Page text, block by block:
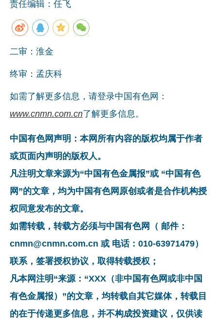
责任编辑：任飞
二审：淮金
终审：孟庆科
如需了解更多信息，请登录中国有色网：
www.cnmn.com.cn了解更多信息。
中国有色网声明：本网所有内容的版权均属于作者
或页面内声明的版权人。
凡注明文章来源为“中国有色金属报”或 “中国有色
网”的文章，均为中国有色网原创或者是合作机构授
权同意发布的文章。
如需转载，转载方必须与中国有色网（ 邮件：
cnmn@cnmn.com.cn 或 电话：010-63971479）
联系，签署授权协议，取得转载授权；
凡本网注明“来源：“XXX（非中国有色网或非中国
有色金属报）”的文章，均转载自其它媒体，转载目
的在于传递更多信息，并不构成投资建议，仅供读